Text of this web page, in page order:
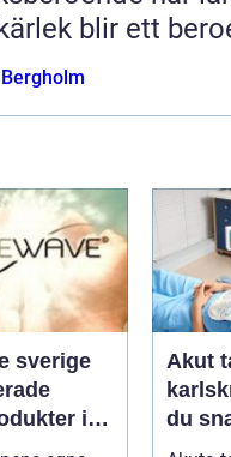
blir ett
sverige
i
Akut
du